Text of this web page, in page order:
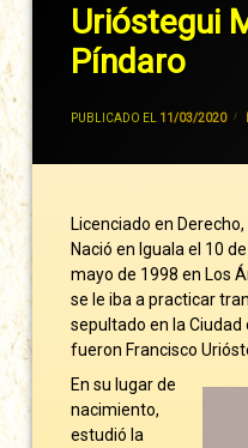
Urióstegui
Píndaro
PUBLICADO EL 11/03/2020
Licenciado en
Nació en Iguala el 10
mayo de 1998 en Los
se le iba a practicar
sepultado en la Ciudad
fueron Francisco
En su lugar de
nacimiento,
estudió la